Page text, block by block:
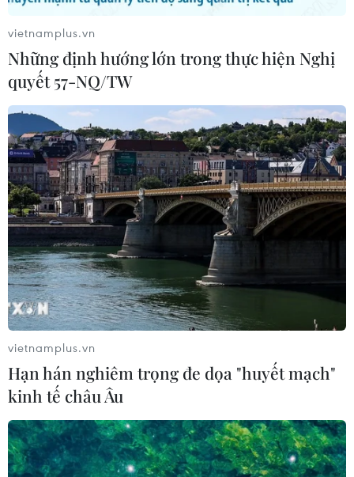
Hội đồng châu Âu thông qua khoản tài
chính hỗ trợ cho kinh tế Ukraine
21/02/2022 11:45
Liên minh châu Âu (EU) sẽ cung cấp một khoản hỗ trợ
tài chính vĩ mô khẩn cấp trị giá 1,2 tỷ euro dưới hình thức
cho vay để thúc đẩy sự ổn định ở Ukraine.
vietnamplus.vn
Những định hướng lớn trong thực hiện Nghị
quyết 57-NQ/TW
vietnamplus.vn
Hạn hán nghiêm trọng đe dọa "huyết mạch"
kinh tế châu Âu